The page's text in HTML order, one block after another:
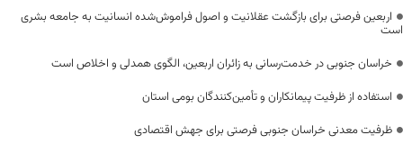
اربعین فرصتی برای بازگشت عقلانیت و اصول فراموش‌شده انسانیت به جامعه بشری
است
خراسان جنوبی در خدمت‌رسانی به زائران اربعین، الگوی همدلی و اخلاص است
استفاده از ظرفیت پیمانکاران و تأمین‌کنندگان بومی استان
ظرفیت معدنی خراسان جنوبی فرصتی برای جهش اقتصادی